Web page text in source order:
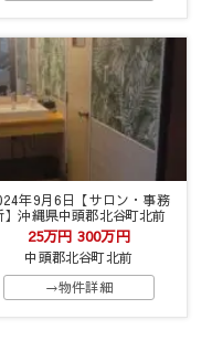
年9月6日【サロン・事務
】沖縄県中頭郡北谷町北前
25万円 300万円
中頭郡北谷町北前
→物件詳細